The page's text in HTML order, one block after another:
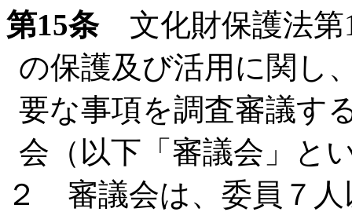
第15条文化財保護法第
の保護及び活用に関し
要な事項を調査審議す
会（以下「審議会」と
２ 審議会は、委員７